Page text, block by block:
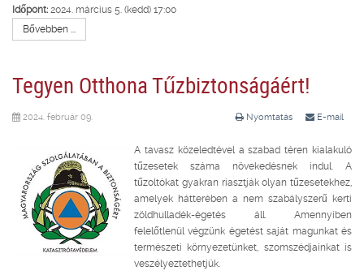
Időpont: 2024. március 5. (kedd) 17:00
Bővebben ...
Tegyen Otthona Tűzbiztonságáért!
Nyomtatás E-mail
2024. február 09.
A tavasz közeledtével a szabad téren kialakuló
tűzesetek száma növekedésnek indul. A
tűzoltókat gyakran riasztják olyan tűzesetekhez,
amelyek hátterében a nem szabályszerű kerti
zöldhulladék-égetés áll. Amennyiben
felelőtlenül végzünk égetést saját magunkat és
természeti környezetünket, szomszédjainkat is
veszélyeztethetjük.